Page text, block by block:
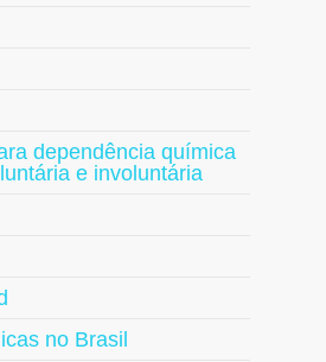
dependência química
e involuntária
no Brasil